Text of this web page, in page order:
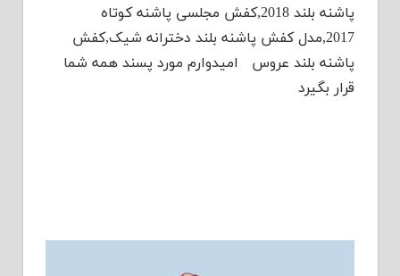
پاشنه بلند 2018,کفش مجلسی پاشنه کوتاه
2017,مدل کفش پاشنه بلند دخترانه شیک,کفش
پاشنه بلند عروس امیدوارم مورد پسند همه شما
قرار بگیرد